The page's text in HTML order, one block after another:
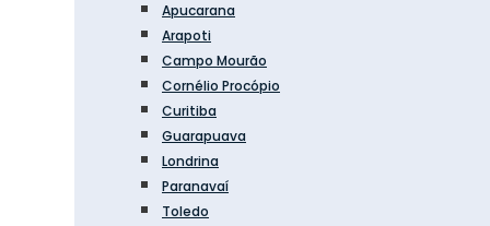
Apucarana
Arapoti
Campo Mourão
Cornélio Procópio
Curitiba
Guarapuava
Londrina
Paranavaí
Toledo